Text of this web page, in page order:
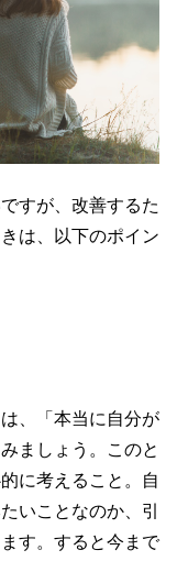
すが、改善するた
は、以下のポイン
、「本当に自分が
ましょう。このと
に考えること。自
いことなのか、引
す。すると今まで